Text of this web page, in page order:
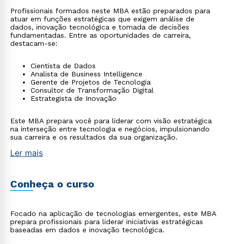
Profissionais formados neste MBA estão preparados para
atuar em funções estratégicas que exigem análise de
dados, inovação tecnológica e tomada de decisões
fundamentadas. Entre as oportunidades de carreira,
destacam-se:
Cientista de Dados
Analista de Business Intelligence
Gerente de Projetos de Tecnologia
Consultor de Transformação Digital
Estrategista de Inovação
Este MBA prepara você para liderar com visão estratégica
na interseção entre tecnologia e negócios, impulsionando
sua carreira e os resultados da sua organização.
Ler mais
Conheça o curso
Focado na aplicação de tecnologias emergentes, este MBA
prepara profissionais para liderar iniciativas estratégicas
baseadas em dados e inovação tecnológica.